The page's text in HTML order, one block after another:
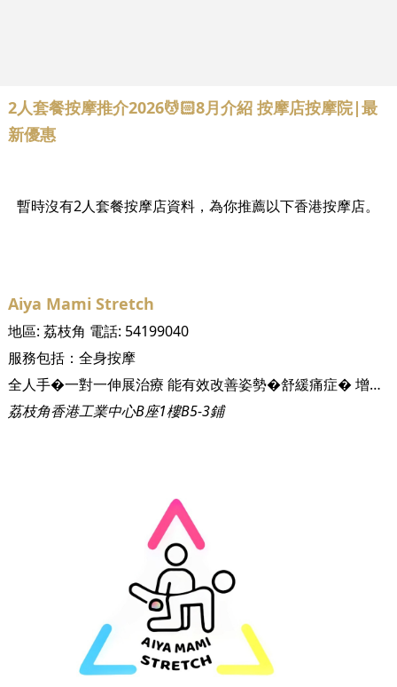
2人套餐按摩推介2026💆🏻8月介紹 按摩店按摩院|最
新優惠
暫時沒有2人套餐按摩店資料，為你推薦以下香港按摩店。
Aiya Mami Stretch
地區: 荔枝角 電話: 54199040
服務包括： 全身按摩
全人手�一對一伸展治療 能有效改善姿勢�舒緩痛症� 增加關節活動幅度� #放鬆筋膜 #舒緩痛症 #改善姿勢 Hong Kong�
荔枝角香港工業中心B座1樓B5-3鋪